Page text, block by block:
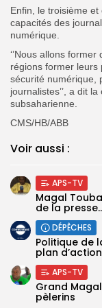
Enfin, le troisième
capacités des
numérique.
‘’Nous allons
régions former leurs
sécurité numérique,
journalistes’’, a dit
subsaharienne.
CMS/HB/ABB
Voir aussi :
APS-TV
Magal
de la
DÉPÊCHES
Politique de
plan
APS-TV
Grand
pèlerins